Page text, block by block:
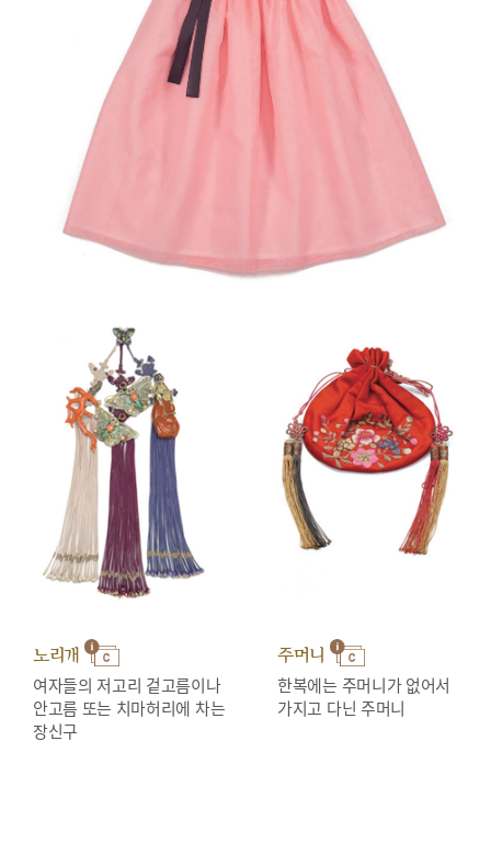
노리개
여자들의 저고리 겉고름이나
안고름 또는 치마허리에 차는
장신구
주머니
한복에는 주머니가 없어서
가지고 다닌 주머니